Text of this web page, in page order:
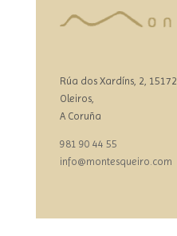
Rúa dos Xardíns, 2, 15172
Oleiros,
A Coruña
981 90 44 55
info@montesqueiro.com